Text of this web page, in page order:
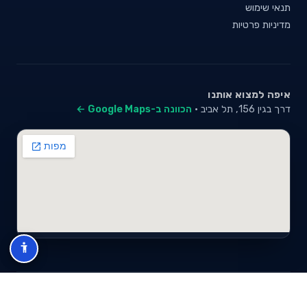
תנאי שימוש
מדיניות פרטיות
איפה למצוא אותנו
דרך בגין 156, תל אביב · הכוונה ב-Google Maps ←